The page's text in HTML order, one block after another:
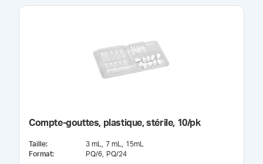
Compte-gouttes, plastique, stérile, 10/pk
Taille: 3 mL 7 mL
15mL
Format: PQ/6 PQ/24